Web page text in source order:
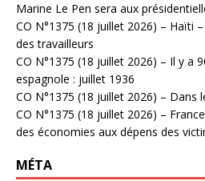
Marine Le Pen sera aux
CO N°1375 (18 juillet 2026) – Haïti
des travailleurs
CO N°1375 (18 juillet 2026) – Il y a
espagnole : juillet 1936
CO N°1375 (18 juillet 2026) – Dans
CO N°1375 (18 juillet 2026) –
des économies aux dépens des
MÉTA